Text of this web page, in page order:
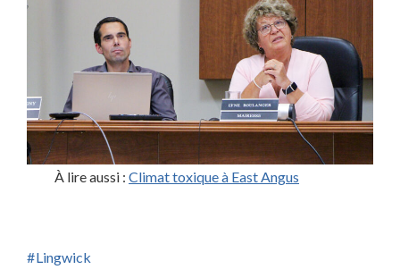
À lire aussi :Climat toxique à East Angus
Lingwick